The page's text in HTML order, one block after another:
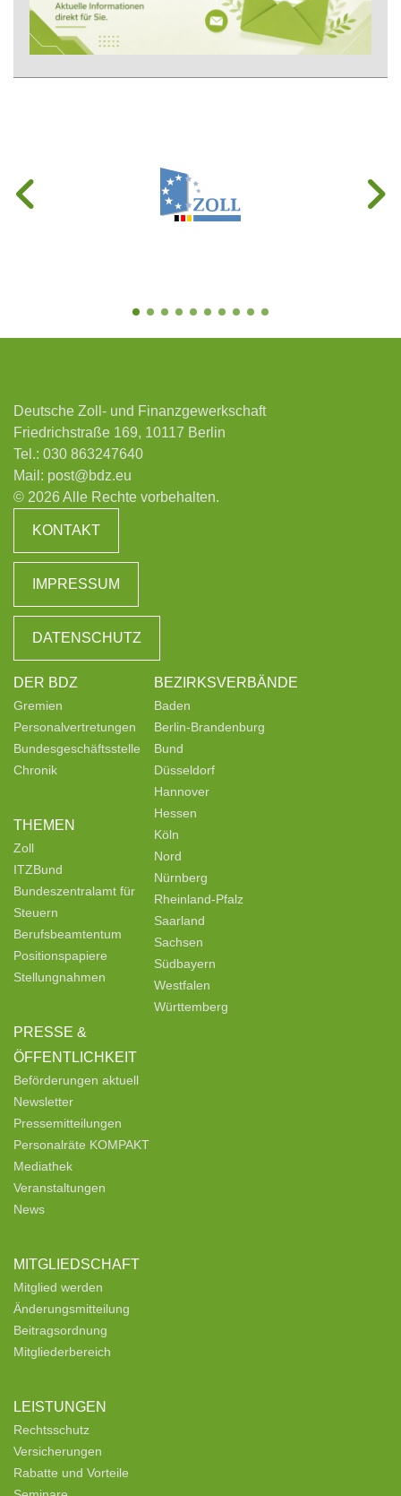
Deutsche Zoll- und Finanzgewerkschaft
Friedrichstraße 169, 10117 Berlin
Tel.: 030 863247640
Mail: post@bdz.eu
© 2026 Alle Rechte vorbehalten.
KONTAKT
IMPRESSUM
DATENSCHUTZ
DER BDZ
Gremien
Personalvertretungen
Bundesgeschäftsstelle
Chronik
THEMEN
Zoll
ITZBund
Bundeszentralamt für
Steuern
Berufsbeamtentum
Positionspapiere
Stellungnahmen
PRESSE &
ÖFFENTLICHKEIT
Beförderungen aktuell
Newsletter
Pressemitteilungen
Personalräte KOMPAKT
Mediathek
Veranstaltungen
News
MITGLIEDSCHAFT
Mitglied werden
Änderungsmitteilung
Beitragsordnung
Mitgliederbereich
LEISTUNGEN
Rechtsschutz
Versicherungen
Rabatte und Vorteile
BEZIRKSVERBÄNDE
Baden
Berlin-Brandenburg
Bund
Düsseldorf
Hannover
Hessen
Köln
Nord
Nürnberg
Rheinland-Pfalz
Saarland
Sachsen
Südbayern
Westfalen
Württemberg